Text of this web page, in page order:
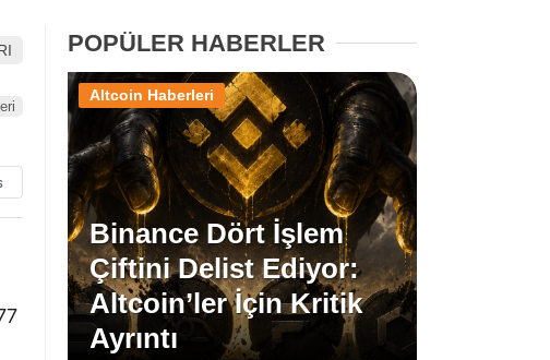
Facebook
Instagram
Youtube
TikTok
POPÜLER HABERLER
Binance Dört İşlem
Çiftini Delist Ediyor:
Altcoin’ler İçin Kritik
Ayrıntı
Altcoin Haberleri